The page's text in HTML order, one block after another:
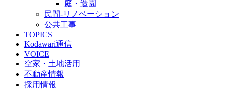
庭・造園
民間-リノベーション
公共工事
TOPICS
Kodawari通信
VOICE
空家・土地活用
不動産情報
採用情報